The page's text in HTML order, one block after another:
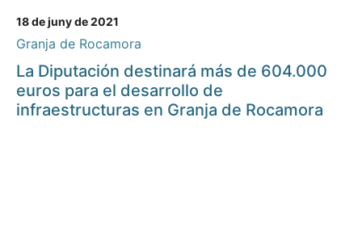
18 de juny de 2021
Granja de Rocamora
La Diputación destinará más de 604.000
euros para el desarrollo de
infraestructuras en Granja de Rocamora